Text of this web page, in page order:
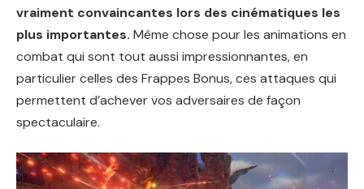
vraiment convaincantes lors des cinématiques les
plus importantes. Même chose pour les animations en
combat qui sont tout aussi impressionnantes, en
particulier celles des Frappes Bonus, ces attaques qui
permettent d’achever vos adversaires de façon
spectaculaire.